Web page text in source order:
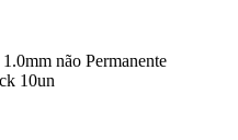
não Permanente
10un